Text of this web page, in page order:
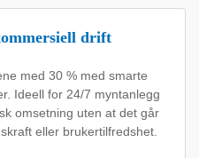
drift
med 30 % med smarte
Ideell for 24/7 myntanlegg
omsetning uten at det går
eller brukertilfredshet.